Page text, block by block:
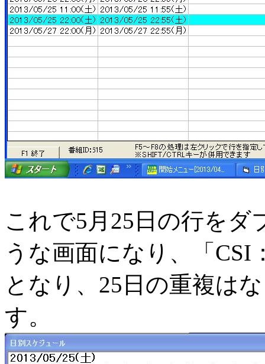
これで5月25日の行を
うな画面になり、「CSI
となり、25日の重複は
す。